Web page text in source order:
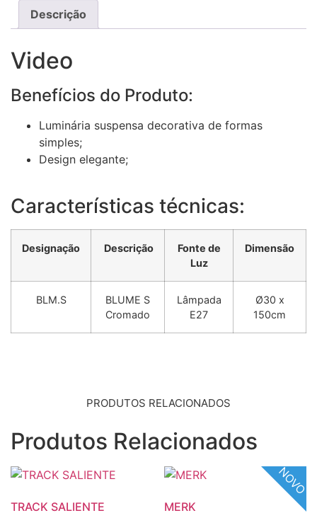
Descrição
Video
Benefícios do Produto:
Luminária suspensa decorativa de formas
simples;
Design elegante;
Características técnicas:
Designação Descrição
Fonte de
Luz
Dimensão
BLM.S
BLUME S
Cromado
Lâmpada
E27
Ø30 x
150cm
PRODUTOS RELACIONADOS
Produtos Relacionados
TRACK SALIENTE
NOVO
MERK